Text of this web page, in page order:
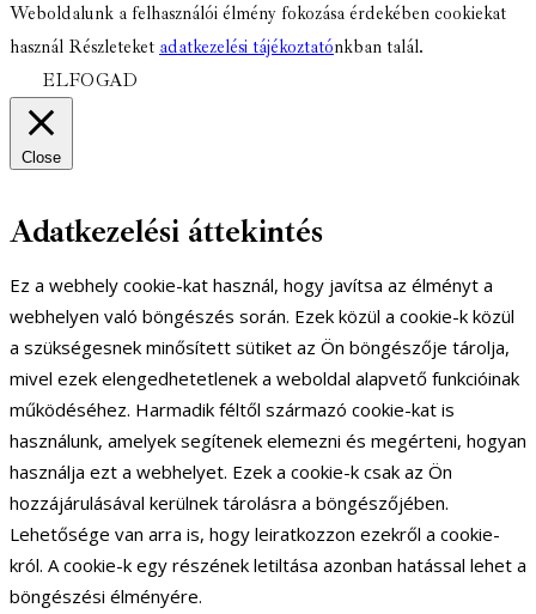
Weboldalunk a felhasználói élmény fokozása érdekében cookiekat
használ Részleteket adatkezelési tájékoztatónkban talál.
ELFOGAD
Close
Adatkezelési áttekintés
Ez a webhely cookie-kat használ, hogy javítsa az élményt a
webhelyen való böngészés során. Ezek közül a cookie-k közül
a szükségesnek minősített sütiket az Ön böngészője tárolja,
mivel ezek elengedhetetlenek a weboldal alapvető funkcióinak
működéséhez. Harmadik féltől származó cookie-kat is
használunk, amelyek segítenek elemezni és megérteni, hogyan
használja ezt a webhelyet. Ezek a cookie-k csak az Ön
hozzájárulásával kerülnek tárolásra a böngészőjében.
Lehetősége van arra is, hogy leiratkozzon ezekről a cookie-
król. A cookie-k egy részének letiltása azonban hatással lehet a
böngészési élményére.